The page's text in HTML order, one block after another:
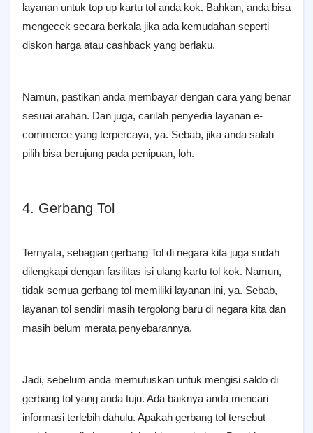
layanan untuk top up kartu tol anda kok. Bahkan, anda bisa
mengecek secara berkala jika ada kemudahan seperti
diskon harga atau cashback yang berlaku.
Namun, pastikan anda membayar dengan cara yang benar
sesuai arahan. Dan juga, carilah penyedia layanan e-
commerce yang terpercaya, ya. Sebab, jika anda salah
pilih bisa berujung pada penipuan, loh.
4. Gerbang Tol
Ternyata, sebagian gerbang Tol di negara kita juga sudah
dilengkapi dengan fasilitas isi ulang kartu tol kok. Namun,
tidak semua gerbang tol memiliki layanan ini, ya. Sebab,
layanan tol sendiri masih tergolong baru di negara kita dan
masih belum merata penyebarannya.
Jadi, sebelum anda memutuskan untuk mengisi saldo di
gerbang tol yang anda tuju. Ada baiknya anda mencari
informasi terlebih dahulu. Apakah gerbang tol tersebut